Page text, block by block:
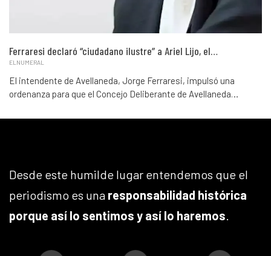
Ferraresi declaró “ciudadano ilustre” a Ariel Lijo, el…
ELNUMERAL
El intendente de Avellaneda, Jorge Ferraresi, impulsó una
ordenanza para que el Concejo Deliberante de Avellaneda…
Desde este humilde lugar entendemos que el
periodismo es una responsabilidad histórica
porque así lo sentimos y así lo haremos.